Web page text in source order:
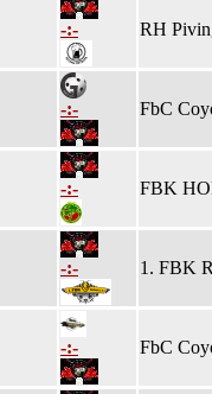
-:- RH
-:- FbC
-:- FBK
-:- 1. FBK
-:- FbC